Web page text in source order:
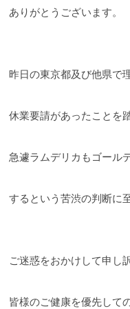
ありがとうございます。
昨日の東京都及び他県で
休業要請があったことを
急遽ラムデリカもゴール
するという苦渋の判断に
ご迷惑をおかけして申し
皆様のご健康を優先して